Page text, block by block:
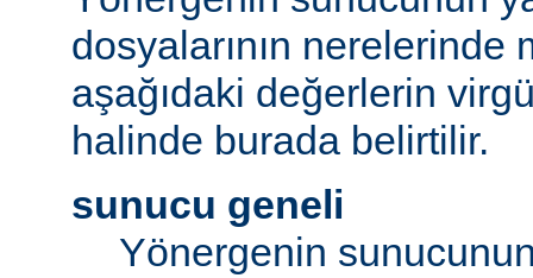
dosyalarının
aşağıdaki değerlerin
halinde burada belirtilir.
sunucu geneli
Yönergenin